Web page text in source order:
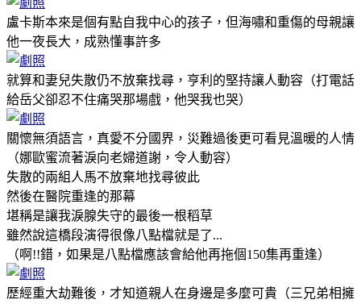
盧卡斯本來是個有點自我中心的孩子，但海嘯和重傷的母親讓
他一夜長大，成熟懂事許多
就算和妻兒失散仍不放棄找尋，亨利的堅持讓人動容（打電話
給岳父卻忍不住痛哭那場戲，他哭我也哭）
關懷無須語言，真愛不分國界，災難過後更可看見溫暖的人情
（娜歐蜜流著淚向老婦道謝，令人動容）
失散的兩組人馬不放棄地找尋彼此
然後在醫院重逢的那幕
堪稱是讓我淚腺失守的最後一根稻草
雖然說這橋段演得很像八點檔就是了...
（啊!!錯，如果是八點檔應該會給他再拖個150集再重逢）
歷經重大劫難後，才知道親人在身邊是多麼可貴（三兄弟相擁